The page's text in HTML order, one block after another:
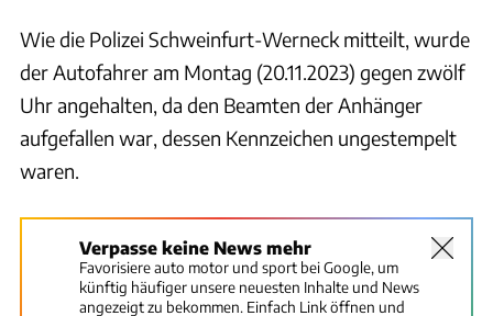
Wie die Polizei Schweinfurt-Werneck mitteilt, wurde
der Autofahrer am Montag (20.11.2023) gegen zwölf
Uhr angehalten, da den Beamten der Anhänger
aufgefallen war, dessen Kennzeichen ungestempelt
waren.
Verpasse keine News mehr
Favorisiere auto motor und sport bei Google, um
künftig häufiger unsere neuesten Inhalte und News
angezeigt zu bekommen. Einfach Link öffnen und